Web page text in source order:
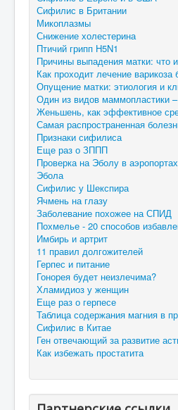
Сифилис в Британии
Микоплазмы
Снижение холестерина
Птичий грипп H5N1
Причины выпадения матки: что
Как проходит лечение варикоза
Опущение матки: этиология и
Один из видов маммопластики
Женьшень, как эффективное
Самая распространенная
Признаки сифилиса
Еще раз о ЗППП
Проверка на Эболу в аэропортах
Эбола
Сифилис у Шекспира
Ячмень на глазу
Заболевание похожее на СПИД
Похмелье - 20 способов
Имбирь и артрит
11 правил долгожителей
Герпес и питание
Гонорея будет неизлечима?
Хламидиоз у женщин
Еще раз о герпесе
Таблица содержания магния в
Сифилис в Китае
Ген отвечающий за развитие
Как избежать простатита